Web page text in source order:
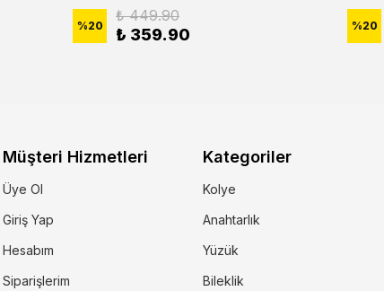
%20
₺ 449.90
₺ 359.90 %20
Müşteri Hizmetleri
Üye Ol
Giriş Yap
Hesabım
Siparişlerim
Kategoriler
Kolye
Anahtarlık
Yüzük
Bileklik